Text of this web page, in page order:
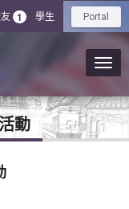
1 學生 Portal
動